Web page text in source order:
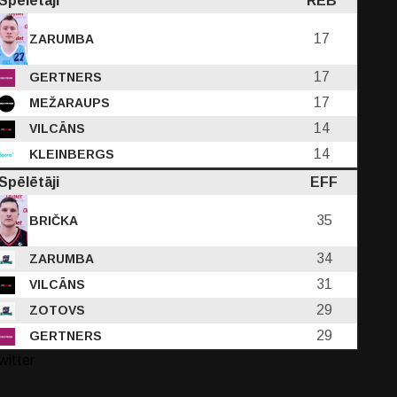
ZARUMBA 17
GERTNERS 17
MEŽARAUPS 17
VILCĀNS 14
KLEINBERGS
14
EFF
BRIČKA 35
ZARUMBA 34
VILCĀNS 31
ZOTOVS 29
GERTNERS
29